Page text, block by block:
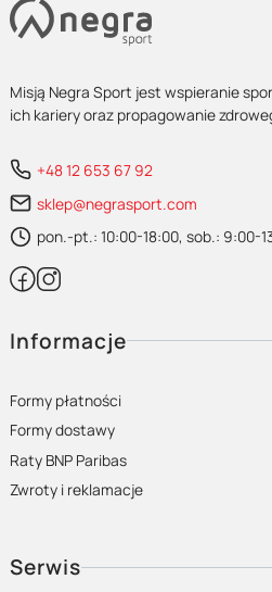
Misją Negra Sport jest wspieranie
ich kariery oraz propagowanie
+48 12 653 67 92
sklep@negrasport.com
pon.-pt.: 10:00-18:00, sob.: 9:00-
Linki w stopce
Informacje
Formy płatności
Formy dostawy
Raty BNP Paribas
Zwroty i reklamacje
Serwis